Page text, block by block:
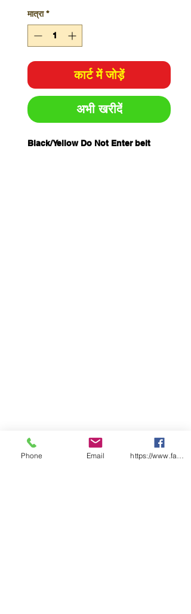
मात्रा *
कार्ट में जोड़ें
अभी खरीदें
Black/Yellow Do Not Enter belt
Phone Email